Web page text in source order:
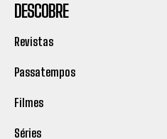
DESCOBRE
Revistas
Passatempos
Filmes
Séries